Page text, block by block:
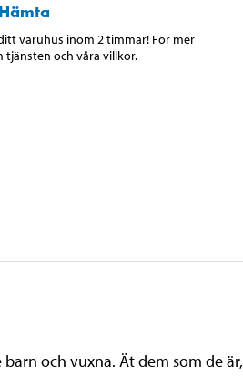
varuhus inom 2 timmar! För mer
och våra villkor.
och vuxna. Ät dem som de är,